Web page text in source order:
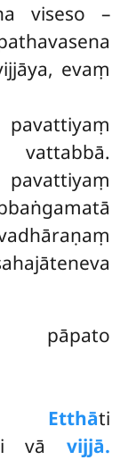
viseso –
evaṃ
Etthāti
vā vijjā.